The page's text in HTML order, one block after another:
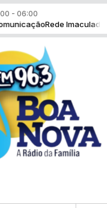
- 06:00
Imaculada de